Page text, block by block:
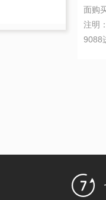
面购
注明
9088